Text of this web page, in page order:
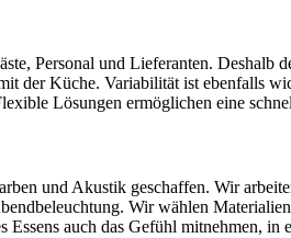
Personal und Lieferanten.
der Küche. Variabilität ist ebenfalls
Lösungen ermöglichen eine
und Akustik geschaffen. Wir
Wir wählen
Essens auch das Gefühl mitnehmen,